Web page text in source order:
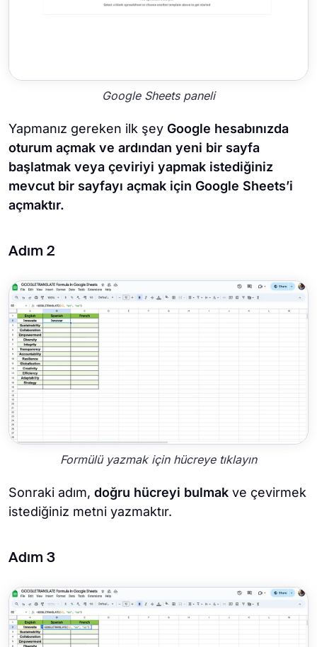
Google Sheets paneli
Yapmanız gereken ilk şey Google hesabınızda
oturum açmak ve ardından yeni bir sayfa
başlatmak veya çeviriyi yapmak istediğiniz
mevcut bir sayfayı açmak için Google Sheets’i
açmaktır.
Adım 2
Formülü yazmak için hücreye tıklayın
Sonraki adım, doğru hücreyi bulmak ve çevirmek
istediğiniz metni yazmaktır.
Adım 3